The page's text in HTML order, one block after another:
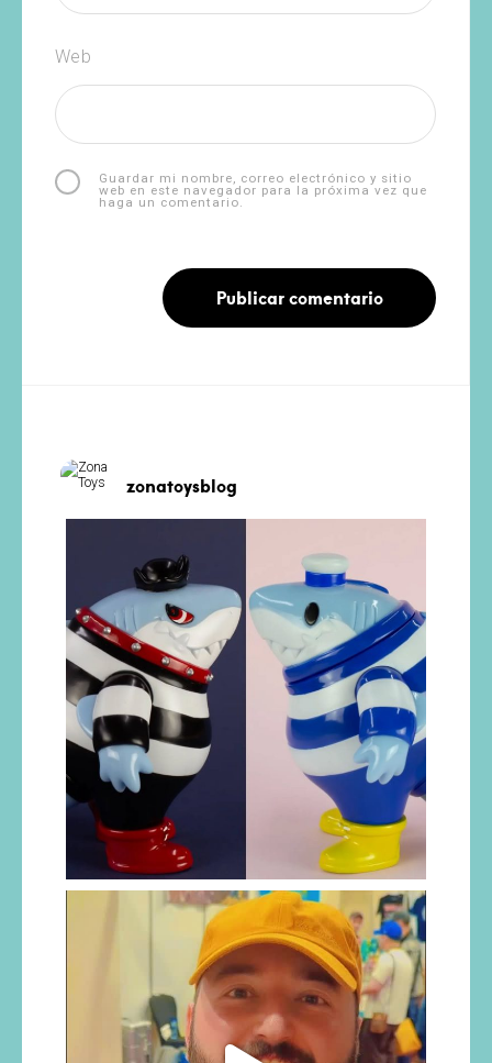
Web
Guardar mi nombre, correo electrónico y sitio
web en este navegador para la próxima vez que
haga un comentario.
zonatoysblog